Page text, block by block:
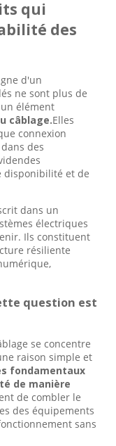
qui
des
d'un
ne sont plus de
élément
câblage.Elles
connexion
des
disponibilité et de
dans un
électriques
Ils constituent
résiliente
question est
se concentre
raison simple et
fondamentaux
de manière
de combler le
des équipements
sans